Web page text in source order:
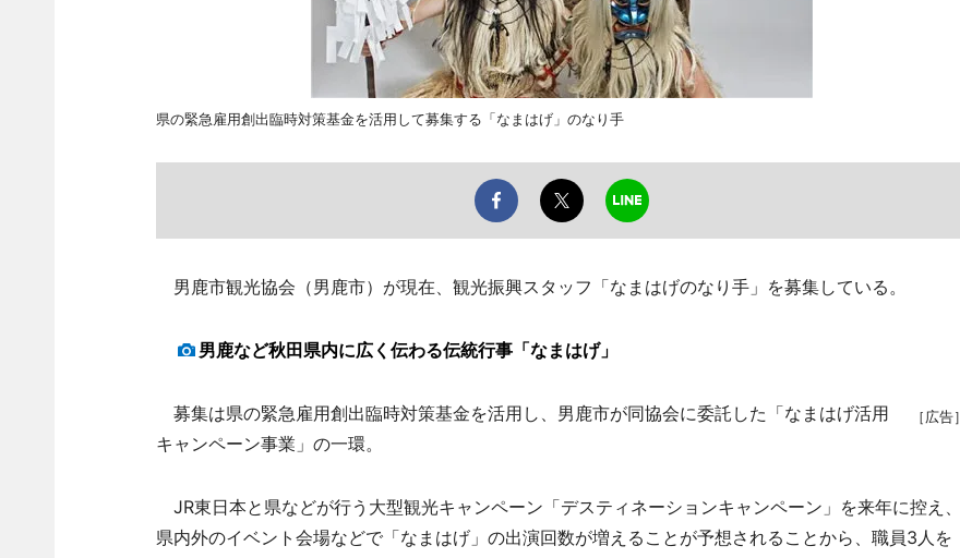
県の緊急雇用創出臨時対策基金を活用して募集する「なまはげ」のなり手
男鹿市観光協会（男鹿市）が現在、観光振興スタッフ「なまはげのなり手」を募集している。
男鹿など秋田県内に広く伝わる伝統行事「なまはげ」
［広告］
募集は県の緊急雇用創出臨時対策基金を活用し、男鹿市が同協会に委託した「なまはげ活用
キャンペーン事業」の一環。
JR東日本と県などが行う大型観光キャンペーン「デスティネーションキャンペーン」を来年に控え、
県内外のイベント会場などで「なまはげ」の出演回数が増えることが予想されることから、職員3人を